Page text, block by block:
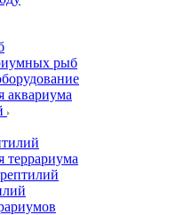
рыб
аквариума
террариума